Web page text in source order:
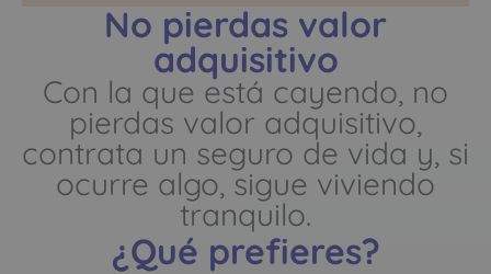
No pierdas valor
adquisitivo
Con la que está cayendo, no
pierdas valor adquisitivo,
contrata un seguro de vida y, si
ocurre algo, sigue viviendo
tranquilo.
¿Qué prefieres?